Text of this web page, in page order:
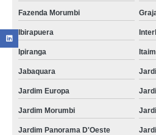
Fazenda Morumbi
Ibirapuera
Ipiranga
Jabaquara
Jardim Europa
Jardim Morumbi
Jardim Panorama D'Oeste